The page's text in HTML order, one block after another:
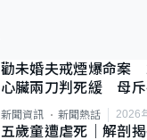
勸未婚夫戒煙爆命案
心臟兩刀判死緩 母斥
新聞資訊 新聞熱話 2026
五歲童遭虐死｜解剖